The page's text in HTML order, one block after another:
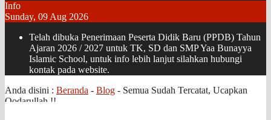
Info
Sunday, 09 Aug 2026
Telah dibuka Penerimaan Peserta Didik Baru (PPDB) Tahun
Ajaran 2026 / 2027 untuk TK, SD dan SMP Yaa Bunayya
Islamic School, untuk info lebih lanjut silahkan hubungi
kontak pada website.
Anda disini : Beranda - Blog - Semua Sudah Tercatat, Ucapkan
Qodarullah !!